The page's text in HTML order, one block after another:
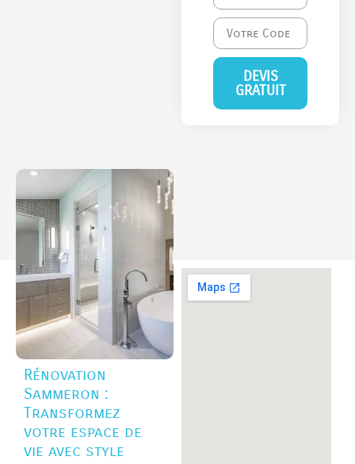
DEVIS
GRATUIT
Rénovation
Sammeron :
Transformez
votre espace de
vie avec style